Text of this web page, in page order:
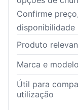
Confirme
disponibilidade
Produto
Marca e
Útil para
utilização